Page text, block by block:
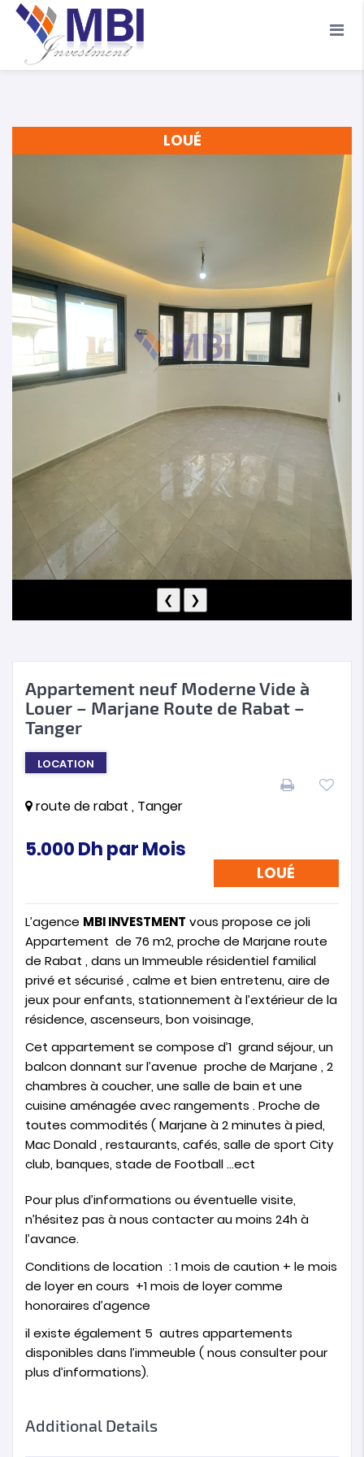
Terrains Location de Vacances Contact
LOUÉ
❮ ❯
Appartement neuf Moderne Vide à
Louer – Marjane Route de Rabat –
Tanger
LOCATION
route de rabat , Tanger
5.000Dhpar Mois
LOUÉ
L’agence MBI INVESTMENT vous propose ce joli
Appartement de 76 m2, proche de Marjane route
de Rabat , dans un Immeuble résidentiel familial
privé et sécurisé , calme et bien entretenu, aire de
jeux pour enfants, stationnement à l’extérieur de la
résidence, ascenseurs, bon voisinage,
Cet appartement se compose d’1 grand séjour, un
balcon donnant sur l’avenue proche de Marjane , 2
chambres à coucher, une salle de bain et une
cuisine aménagée avec rangements . Proche de
toutes commodités ( Marjane à 2 minutes à pied,
Mac Donald , restaurants, cafés, salle de sport City
club, banques, stade de Football …ect
Pour plus d’informations ou éventuelle visite,
n’hésitez pas à nous contacter au moins 24h à
l’avance.
Conditions de location : 1 mois de caution + le mois
de loyer en cours +1 mois de loyer comme
honoraires d’agence
il existe également 5 autres appartements
disponibles dans l’immeuble ( nous consulter pour
plus d’informations).
Additional Details